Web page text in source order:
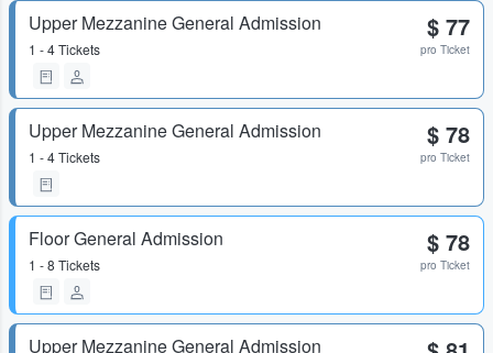
Upper Mezzanine General Admission
1 - 4 Tickets
$ 77
pro Ticket
Upper Mezzanine General Admission
1 - 4 Tickets
$ 78
pro Ticket
Floor General Admission
1 - 8 Tickets
$ 78
pro Ticket
Upper Mezzanine General Admission